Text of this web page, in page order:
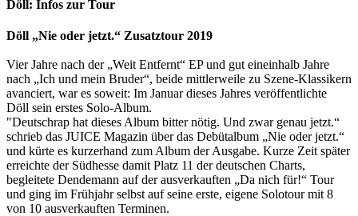
Döll: Infos zur Tour
Döll „Nie oder jetzt.“ Zusatztour 2019
Vier Jahre nach der „Weit Entfernt“ EP und gut eineinhalb Jahre
nach „Ich und mein Bruder“, beide mittlerweile zu Szene-Klassikern
avanciert, war es soweit: Im Januar dieses Jahres veröffentlichte
Döll sein erstes Solo-Album.
"Deutschrap hat dieses Album bitter nötig. Und zwar genau jetzt.“
schrieb das JUICE Magazin über das Debütalbum „Nie oder jetzt.“
und kürte es kurzerhand zum Album der Ausgabe. Kurze Zeit später
erreichte der Südhesse damit Platz 11 der deutschen Charts,
begleitete Dendemann auf der ausverkauften „Da nich für!“ Tour
und ging im Frühjahr selbst auf seine erste, eigene Solotour mit 8
von 10 ausverkauften Terminen.